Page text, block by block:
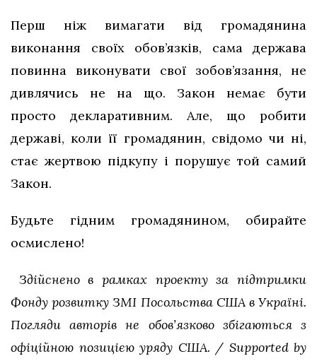
Перш ніж вимагати від громадянина
виконання своїх обов’язків, сама держава
повинна виконувати свої зобов’язання, не
дивлячись не на що. Закон немає бути
просто декларативним. Але, що робити
державі, коли її громадянин, свідомо чи ні,
стає жертвою підкупу і порушує той самий
Закон.
Будьте гідним громадянином, обирайте
осмислено!
Здійснено в рамках проекту за підтримки
Фонду розвитку ЗМІ Посольства США в Україні.
Погляди авторів не обов’язково збігаються з
офіційною позицією уряду США. / Supported by